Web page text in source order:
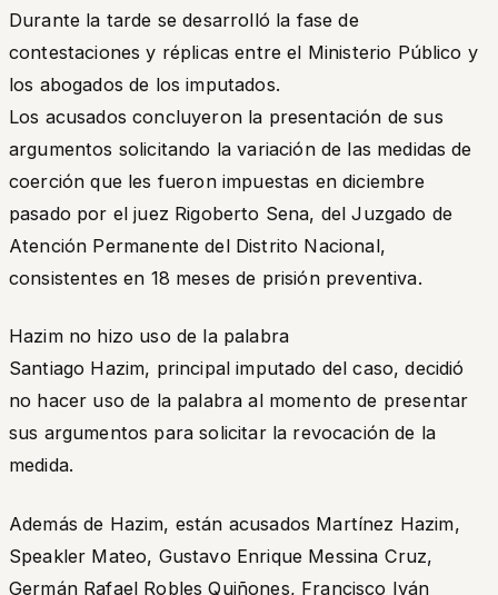
Durante la tarde se desarrolló la fase de
contestaciones y réplicas entre el Ministerio Público y
los abogados de los imputados.
Los acusados concluyeron la presentación de sus
argumentos solicitando la variación de las medidas de
coerción que les fueron impuestas en diciembre
pasado por el juez Rigoberto Sena, del Juzgado de
Atención Permanente del Distrito Nacional,
consistentes en 18 meses de prisión preventiva.
Hazim no hizo uso de la palabra
Santiago Hazim, principal imputado del caso, decidió
no hacer uso de la palabra al momento de presentar
sus argumentos para solicitar la revocación de la
medida.
Además de Hazim, están acusados Martínez Hazim,
Speakler Mateo, Gustavo Enrique Messina Cruz,
Germán Rafael Robles Quiñones, Francisco Iván